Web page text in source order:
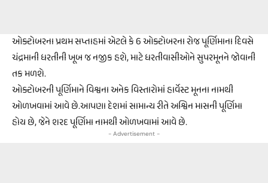
ઓક્ટોબરના પ્રથમ સપ્તાહમાં એટલે કે 6 ઓક્ટોબરના રોજ પૂર્ણિમાના દિવસે
ચંદ્રમાની ધરતીની ખૂબ જ નજીક હશે, માટે ધરતીવાસીઓને સુપરમૂનને જોવાની
તક મળશે.
ઓક્ટોબરની પૂર્ણિમાને વિશ્વના અનેક વિસ્તારોમાં હાર્વેસ્ટ મૂનના નામથી
ઓળખવામાં આવે છે.આપણા દેશમાં સામાન્ય રીતે અશ્વિન માસની પૂર્ણિમા
હોય છે, જેને શરદ પૂર્ણિમા નામથી ઓળખવામાં આવે છે.
- Advertisement -